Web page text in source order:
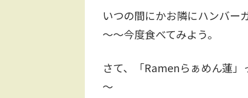
いつの間にかお隣にハンバー
～～今度食べてみよう。
さて、「Ramenらぁめん蓮
～